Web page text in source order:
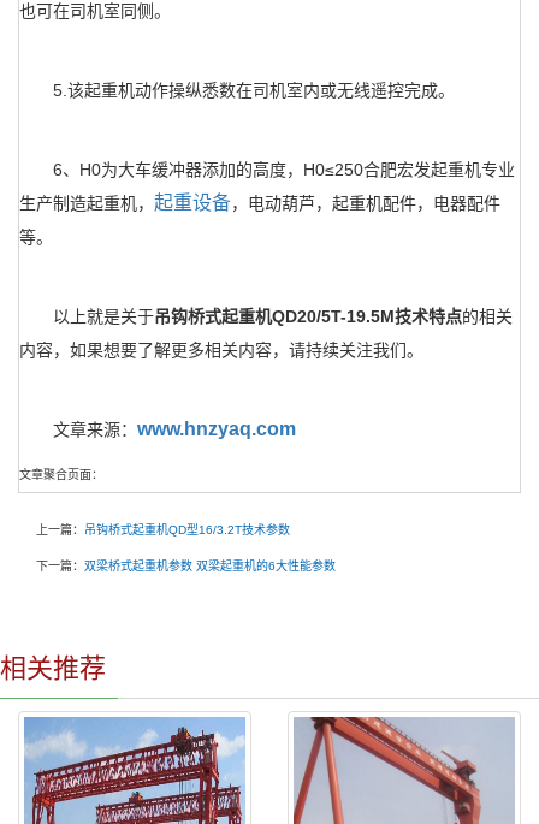
也可在司机室同侧。
5.该起重机动作操纵悉数在司机室内或无线遥控完成。
6、H0为大车缓冲器添加的高度，H0≤250合肥宏发起重机专业
生产制造起重机， 起重设备，电动葫芦，起重机配件，电器配件
等。
以上就是关于吊钩桥式起重机QD20/5T-19.5M技术特点的相关
内容，如果想要了解更多相关内容，请持续关注我们。
文章来源： www.hnzyaq.com
文章聚合页面：
上一篇： 吊钩桥式起重机QD型16/3.2T技术参数
下一篇： 双梁桥式起重机参数 双梁起重机的6大性能参数
相关推荐